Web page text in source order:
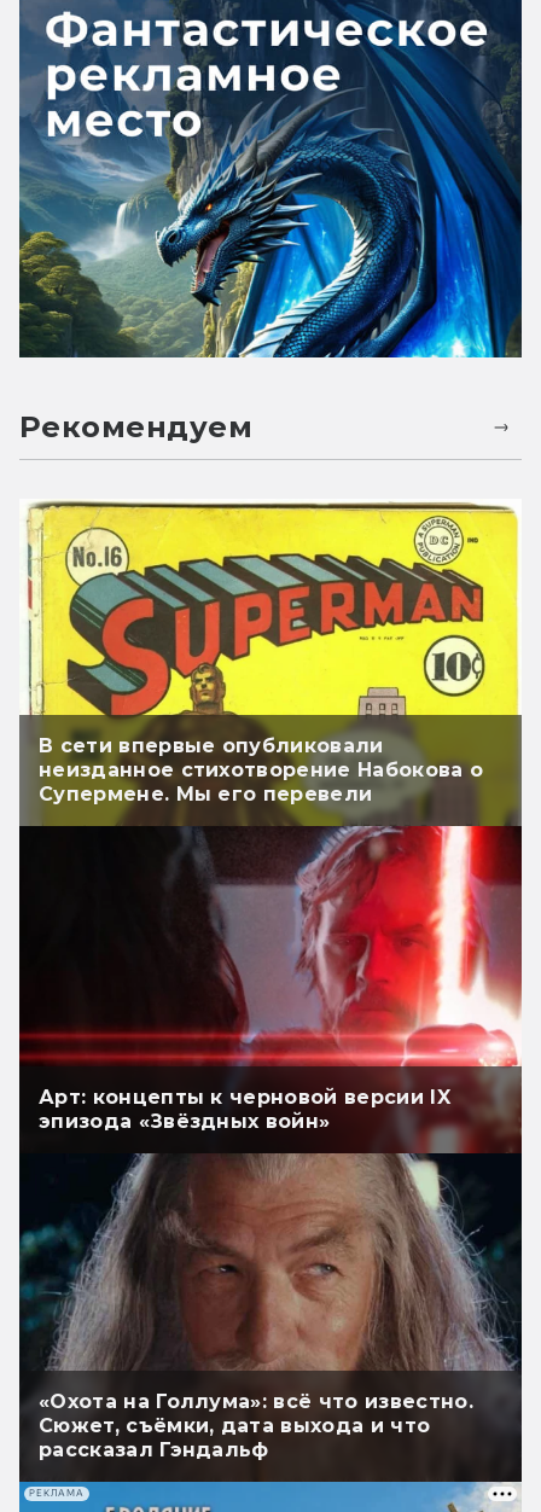
Рекомендуем
В сети впервые опубликовали
неизданное стихотворение Набокова о
Супермене. Мы его перевели
Арт: концепты к черновой версии IX
эпизода «Звёздных войн»
«Охота на Голлума»: всё что известно.
Сюжет, съёмки, дата выхода и что
рассказал Гэндальф
РЕКЛАМА